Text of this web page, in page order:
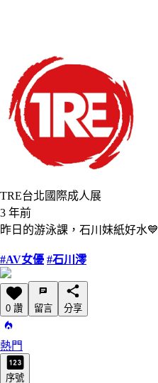
TRE台北國際成人展
3 年前
昨日的游泳課，石川妹紙好水💙
#AV女優 #石川澪
0 讚 留言 分享
熱門
序號